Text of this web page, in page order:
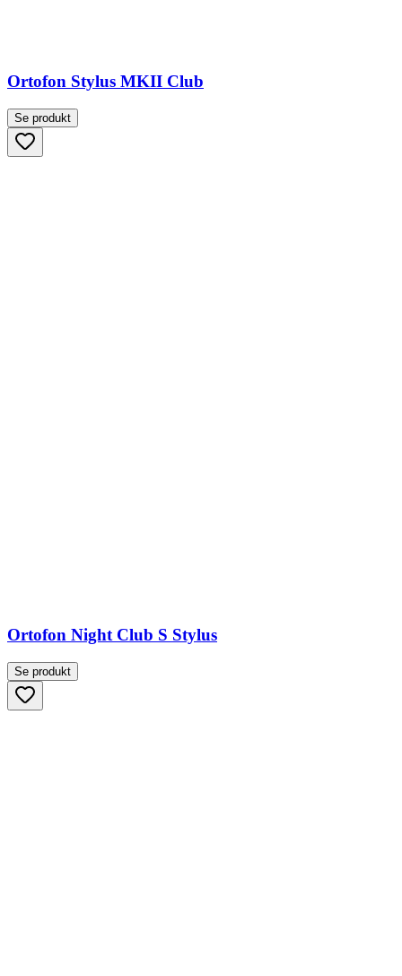
Ortofon Stylus MKII Club
Se produkt
Ortofon Night Club S Stylus
Se produkt